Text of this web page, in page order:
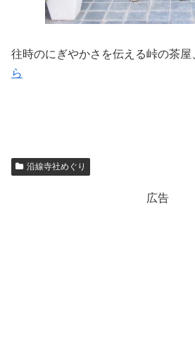
往時のにぎやかさを伝える峠の茶屋
ら
沿線寺社めぐり
広告